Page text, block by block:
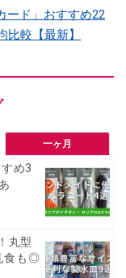
ード」おすすめ22
較【最新】
一ヶ月
め3
丸型
食も◎